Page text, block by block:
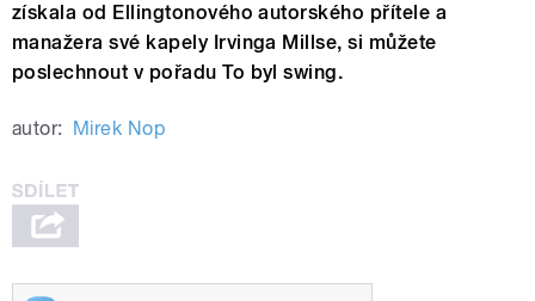
získala od Ellingtonového autorského přítele a
manažera své kapely Irvinga Millse, si můžete
poslechnout v pořadu To byl swing.
autor: Mirek Nop